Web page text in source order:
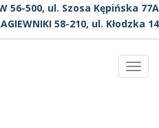
56-500, ul. Szosa Kępińska 77A
58-210, ul. Kłodzka 14